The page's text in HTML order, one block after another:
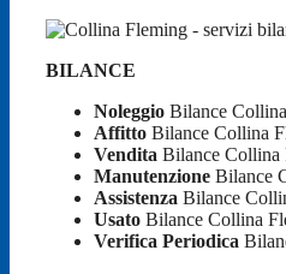
BILANCE
Noleggio Bilance
Affitto Bilance Collina
Vendita Bilance Collina
Manutenzione Bilance
Assistenza Bilance
Usato Bilance Collina
Verifica Periodica